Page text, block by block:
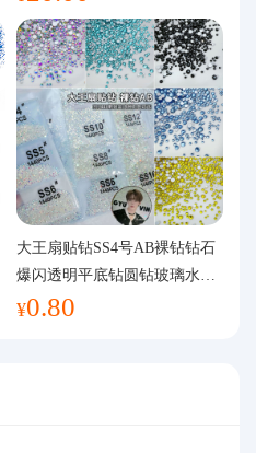
大王扇贴钻SS4号AB裸钻钻石
爆闪透明平底钻圆钻玻璃水钻
美甲钻饰
¥0.80